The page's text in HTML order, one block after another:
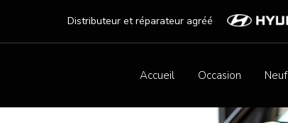
Distributeur et réparateur agréé
Accueil Occasion Neuf